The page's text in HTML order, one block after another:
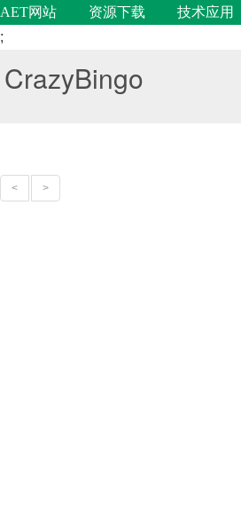
AET网站 资源下载 技术应用
;
CrazyBingo
< >